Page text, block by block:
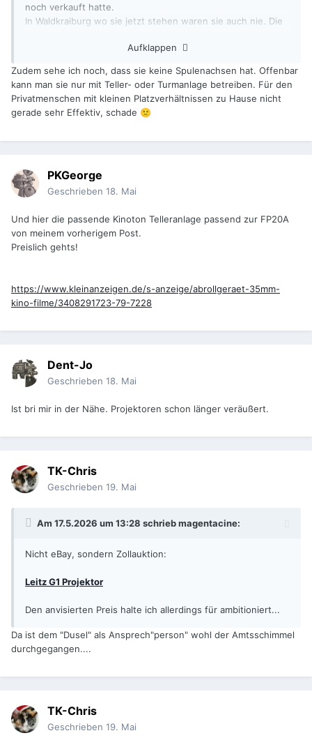
noch verkauft hatte.
In Waldkraiburg wo sie jetzt stehen waren sie auch nie. Die
derjenige welche, der sie verkaufen will, ist die Putzkraft,
Aufklappen
Zudem sehe ich noch, dass sie keine Spulenachsen hat. Offenbar
kann man sie nur mit Teller- oder Turmanlage betreiben. Für den
Privatmenschen mit kleinen Platzverhältnissen zu Hause nicht
gerade sehr Effektiv, schade 🙁
PKGeorge
Geschrieben 18. Mai
Und hier die passende Kinoton Telleranlage passend zur FP20A
von meinem vorherigem Post.
Preislich gehts!
https://www.kleinanzeigen.de/s-anzeige/abrollgeraet-35mm-
kino-filme/3408291723-79-7228
Dent-Jo
Geschrieben 18. Mai
Ist bri mir in der Nähe. Projektoren schon länger veräußert.
TK-Chris
Geschrieben 19. Mai
Am 17.5.2026 um 13:28 schriebmagentacine:
Nicht eBay, sondern Zollauktion:
Leitz G1 Projektor
Den anvisierten Preis halte ich allerdings für ambitioniert...
Da ist dem "Dusel" als Ansprech"person" wohl der Amtsschimmel
durchgegangen....
TK-Chris
Geschrieben 19. Mai